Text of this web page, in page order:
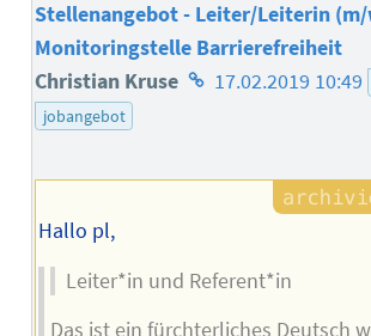
Stellenangebot - Leiter/Leiterin
Monitoringstelle Barrierefreiheit
Christian Kruse Homepage
17.02.2019 10:49
jobangebot
Hallo pl,
Leiter*in und Referent*in
Das ist ein fürchterliches Deutsch